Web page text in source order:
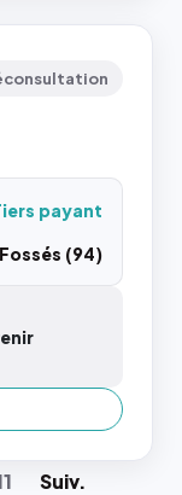
payant
(94)
Suiv.